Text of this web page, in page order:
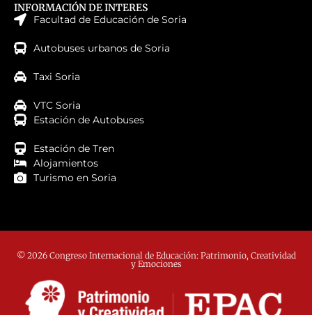
INFORMACIÓN DE INTERES
Facultad de Educación de Soria
Autobuses urbanos de Soria
Taxi Soria
VTC Soria
Estación de Autobuses
Estación de Tren
Alojamientos
Turismo en Soria
© 2026 Congreso Internacional de Educación: Patrimonio, Creatividad
y Emociones